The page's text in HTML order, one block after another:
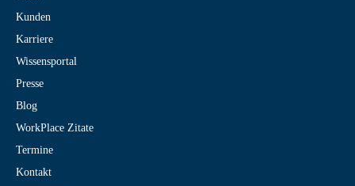
Kunden
Karriere
Wissensportal
Presse
Blog
WorkPlace Zitate
Termine
Kontakt